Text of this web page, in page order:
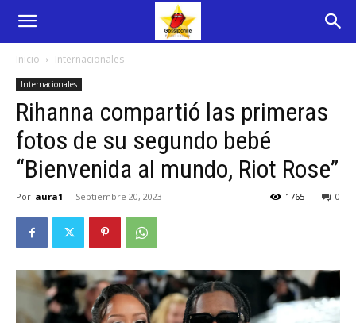
Inicio Internacionales
Internacionales
Rihanna compartió las primeras
fotos de su segundo bebé
“Bienvenida al mundo, Riot Rose”
Por aura1 - Septiembre 20, 2023 0
1765